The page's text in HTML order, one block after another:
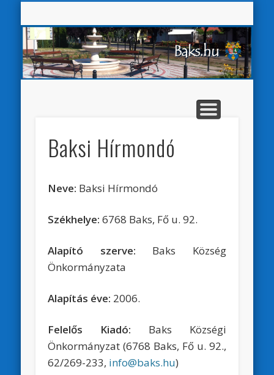
Baksi Hírmondó
Neve: Baksi Hírmondó
Székhelye: 6768 Baks, Fő u. 92.
Alapító szerve: Baks Község
Önkormányzata
Alapítás éve: 2006.
Felelős Kiadó: Baks Községi
Önkormányzat (6768 Baks, Fő u. 92.,
62/269-233, info@baks.hu)